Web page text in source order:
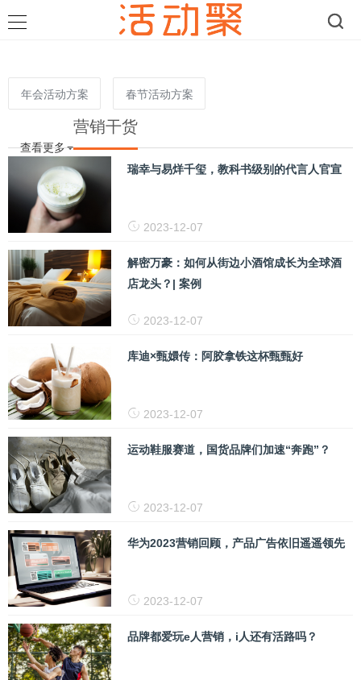
年会活动方案 春节活动方案
开业活动方案
查看更多
营销干货
瑞幸与易烊千玺，教科书级别的代言人官宣
2023-12-07
解密万豪：如何从街边小酒馆成长为全球酒
店龙头？| 案例
2023-12-07
库迪×甄嬛传：阿胶拿铁这杯甄甄好
2023-12-07
运动鞋服赛道，国货品牌们加速“奔跑”？
2023-12-07
华为2023营销回顾，产品广告依旧遥遥领先
2023-12-07
品牌都爱玩e人营销，i人还有活路吗？